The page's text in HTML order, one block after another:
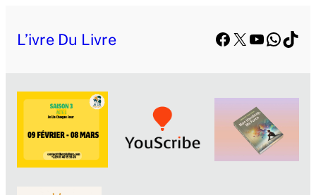
L’ivre Du Livre Facebook
X YouTube